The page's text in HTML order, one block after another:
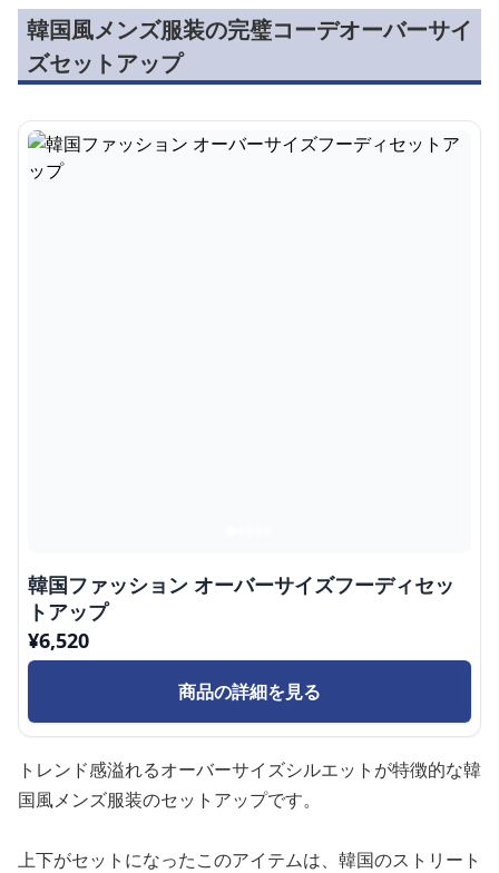
韓国風メンズ服装の完璧コーデオーバーサイ
ズセットアップ
韓国ファッション オーバーサイズフーディセッ
トアップ
¥6,520
商品の詳細を見る
トレンド感溢れるオーバーサイズシルエットが特徴的な韓
国風メンズ服装のセットアップです。
上下がセットになったこのアイテムは、韓国のストリート